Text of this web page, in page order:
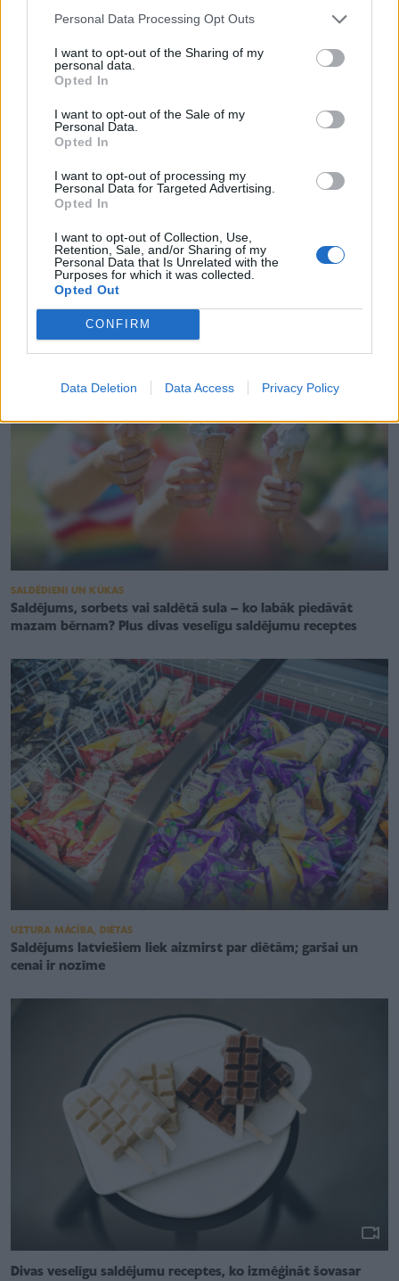
Personal Data Processing Opt Outs
I want to opt-out of the Sharing of my
personal data.
Opted In
I want to opt-out of the Sale of my
Personal Data.
Opted In
I want to opt-out of processing my
Personal Data for Targeted Advertising.
Opted In
I want to opt-out of Collection, Use,
Retention, Sale, and/or Sharing of my
Personal Data that Is Unrelated with the
Purposes for which it was collected.
Opted Out
CONFIRM
Data Deletion Data Access Privacy Policy
AKTUALITĀTES
Daudzu iecienītais leģendārais saldējums tagad arī vegānisks
SALDĒDIENI UN KŪKAS
Saldējums, sorbets vai saldētā sula – ko labāk piedāvāt
mazam bērnam? Plus divas veselīgu saldējumu receptes
UZTURA MĀCĪBA, DIĒTAS
Saldējums latviešiem liek aizmirst par diētām; garšai un
cenai ir nozīme
Divas veselīgu saldējumu receptes, ko izmēģināt šovasar